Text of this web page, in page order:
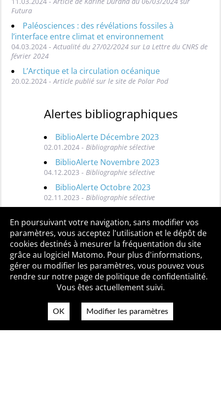
Futura
Paléosciences : des révélations fossiles à
l’interface entre climat et environnement
04.03.2024 - Actualité du 27/02/2024 sur La Lettre du CNRS de
février 2024
L’Arctique et la circulation océanique
20.02.2024 - Article publié sur le site de Polar Pod
Alertes bibliographiques
BiblioAlerte Décembre 2023
02.01.2024 - Bibliographie sélective
BiblioAlerte Novembre 2023
04.12.2023 - Bibliographie sélective
BiblioAlerte Octobre 2023
02.11.2023 - Bibliographie sélective
Toutes les BiblioAlertes
Qui sommes-nous ? Mentions légales
Accessibilité
Politique de confidentialité
Contact
En poursuivant votre navigation, sans modifier vos
paramètres, vous acceptez l'utilisation et le dépôt de
cookies destinés à mesurer la fréquentation du site
grâce au logiciel Matomo. Pour plus d'informations,
gérer ou modifier les paramètres, vous pouvez vous
rendre sur notre page de politique de confidentialité.
Vous êtes actuellement suivi.
OK Modifier les paramètres